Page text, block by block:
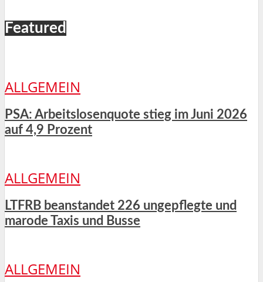
Featured
ALLGEMEIN
PSA: Arbeitslosenquote stieg im Juni 2026
auf 4,9 Prozent
ALLGEMEIN
LTFRB beanstandet 226 ungepflegte und
marode Taxis und Busse
ALLGEMEIN